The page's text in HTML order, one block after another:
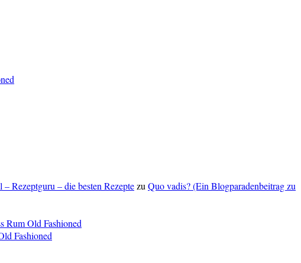
Rezeptguru – die besten RezeptezuQuo vadis? (Ein Blogparadenbeitrag zu
Rum Old Fashioned
Fashioned